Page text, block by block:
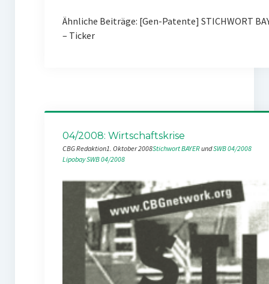
Ähnliche Beiträge: [Gen-Patente] STICHWORT
– Ticker
04/2008: Wirtschaftskrise
CBG Redaktion1. Oktober 2008Stichwort BAYER und SWB 04/2008
LipobaySWB 04/2008